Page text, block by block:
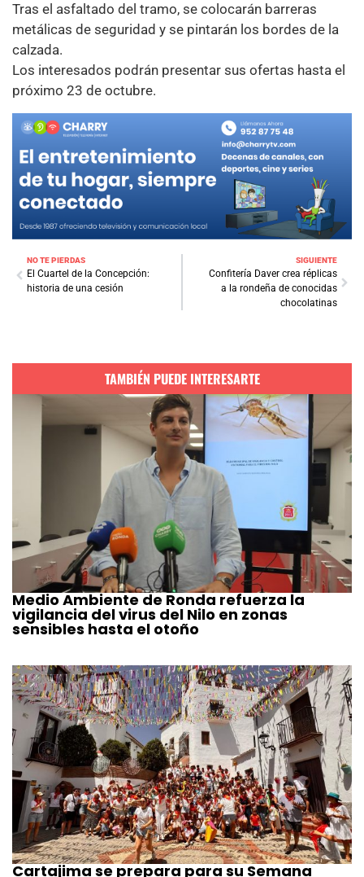
Tras el asfaltado del tramo, se colocarán barreras
metálicas de seguridad y se pintarán los bordes de la
calzada.
Los interesados podrán presentar sus ofertas hasta el
próximo 23 de octubre.
NO TE PIERDAS
El Cuartel de la Concepción:
historia de una cesión
SIGUIENTE
Confitería Daver crea réplicas
a la rondeña de conocidas
chocolatinas
TAMBIÉN PUEDE INTERESARTE
Medio Ambiente de Ronda refuerza la
vigilancia del virus del Nilo en zonas
sensibles hasta el otoño
Cartajima se prepara para su Semana